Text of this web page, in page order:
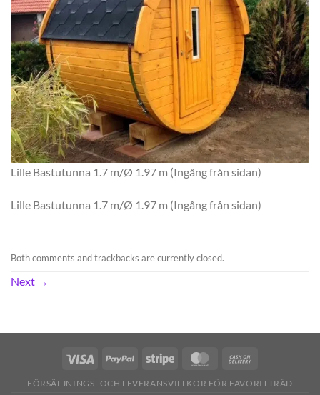
Lille Bastutunna 1.7 m/Ø 1.97 m (Ingång från sidan)
Lille Bastutunna 1.7 m/Ø 1.97 m (Ingång från sidan)
Both comments and trackbacks are currently closed.
Next →
FÖRSÄLJNINGS- OCH LEVERANSVILLKOR FÖR FAVORITTRÄD